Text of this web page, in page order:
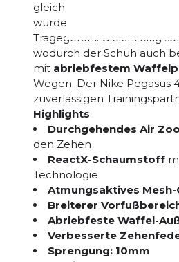
gleichzeitig aber deutlich
wurde überarbeitet und
Tragegefühl. Gleichzeitig
wodurch der Schuh auch
mit abriebfestem
Wegen. Der Nike Pegasus
zuverlässigen
Highlights
Durchgehendes Air
den Zehen
ReactX-Schaumstoff
Technologie
Atmungsaktives
Breiterer
Abriebfeste Waffel-
Verbesserte
Sprengung: 10mm